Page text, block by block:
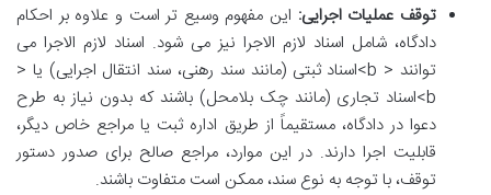
توقف عملیات اجرایی: این مفهوم وسیع تر است و علاوه بر احکام
دادگاه، شامل اسناد لازم الاجرا نیز می شود. اسناد لازم الاجرا می
توانند < b>اسناد ثبتی (مانند سند رهنی، سند انتقال اجرایی) یا <
b>اسناد تجاری (مانند چک بلامحل) باشند که بدون نیاز به طرح
دعوا در دادگاه، مستقیماً از طریق اداره ثبت یا مراجع خاص دیگر،
قابلیت اجرا دارند. در این موارد، مراجع صالح برای صدور دستور
توقف، با توجه به نوع سند، ممکن است متفاوت باشند.